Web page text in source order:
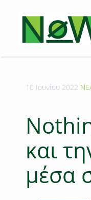
10 Ιουνίου 2022
και
μέσα